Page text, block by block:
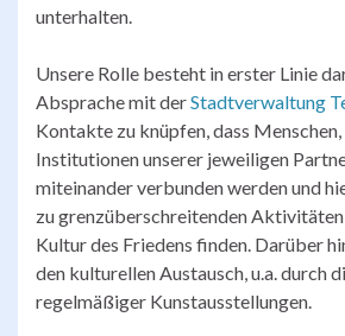
unterhalten.
Unsere Rolle besteht in erster Linie
Absprache mit derStadtverwaltung
Kontakte zu knüpfen, dass Menschen,
Institutionen unserer jeweiligen
miteinander verbunden werden und
zu grenzüberschreitenden Aktivitäten
Kultur des Friedens finden. Darüber
den kulturellen Austausch, u.a. durch
regelmäßiger Kunstausstellungen.